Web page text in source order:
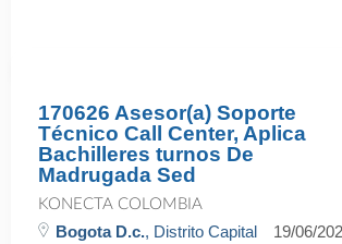
170626 Asesor(a) Soporte
Técnico Call Center, Aplica
Bachilleres turnos De
Madrugada Sed
KONECTA COLOMBIA
Bogota D.c., Distrito Capital 19/06/